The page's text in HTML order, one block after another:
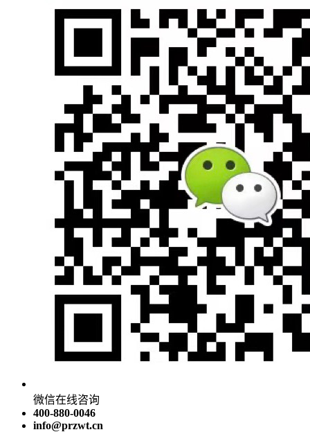
微信在线咨询
400-880-0046
info@przwt.cn